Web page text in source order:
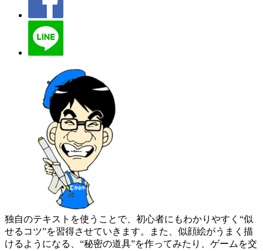
独自のテキストを使うことで、初心者にもわかりやすく“似
せるコツ”を習得させていきます。また、似顔絵がうまく描
けるようになる、“秘密の道具”を作ってみたり、ゲームを交